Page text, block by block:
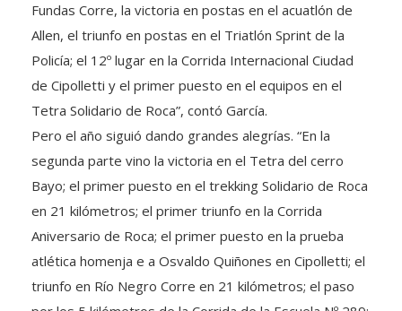
Fundas Corre, la victoria en postas en el acuatlón de
Allen, el triunfo en postas en el Triatlón Sprint de la
Policía; el 12º lugar en la Corrida Internacional Ciudad
de Cipolletti y el primer puesto en el equipos en el
Tetra Solidario de Roca”, contó García.
Pero el año siguió dando grandes alegrías. “En la
segunda parte vino la victoria en el Tetra del cerro
Bayo; el primer puesto en el trekking Solidario de Roca
en 21 kilómetros; el primer triunfo en la Corrida
Aniversario de Roca; el primer puesto en la prueba
atlética homenja e a Osvaldo Quiñones en Cipolletti; el
triunfo en Río Negro Corre en 21 kilómetros; el paso